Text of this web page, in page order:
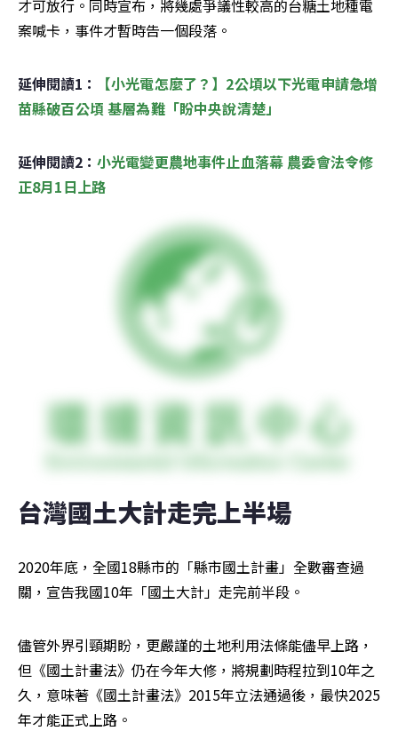
才可放行。同時宣布，將幾處爭議性較高的台糖土地種電
案喊卡，事件才暫時告一個段落。
延伸閱讀1：
【小光電怎麼了？】2公頃以下光電申請急增
苗縣破百公頃 基層為難「盼中央說清楚」
延伸閱讀2： 小光電變更農地事件止血落幕 農委會法令修
正8月1日上路
台灣國土大計走完上半場
2020年底，全國18縣市的「縣市國土計畫」全數審查過
關，宣告我國10年「國土大計」走完前半段。
儘管外界引頸期盼，更嚴謹的土地利用法條能儘早上路，
但《國土計畫法》仍在今年大修，將規劃時程拉到10年之
久，意味著《國土計畫法》2015年立法通過後，最快2025
年才能正式上路。